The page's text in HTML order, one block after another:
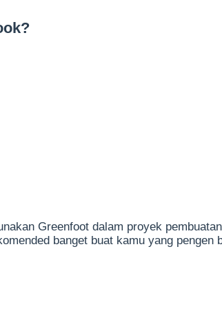
Greenfoot dalam proyek
banget buat kamu yang